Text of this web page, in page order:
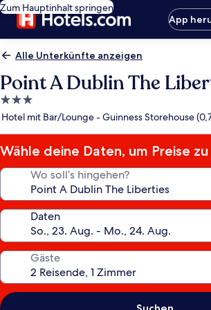
Zum Hauptinhalt springen
App
Alle Unterkünfte anzeigen
Point A Dublin The
3.0-
Sterne-
Hotel mit Bar/Lounge - Guinness Storehouse
Wähle deine Daten, um Preise zu
Wo soll’s hingehen?
Daten
Gäste